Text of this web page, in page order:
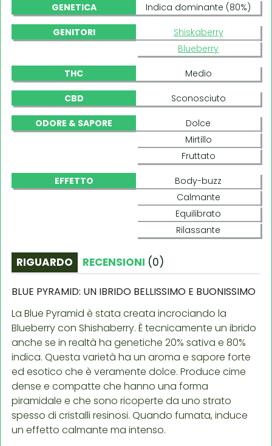
GENETICA Indica dominante (80%)
GENITORI
Shiskaberry
Blueberry
THC Medio
CBD Sconosciuto
ODORE & SAPORE
Dolce
Mirtillo
Fruttato
EFFETTO
Body-buzz
Calmante
Equilibrato
Rilassante
RIGUARDO RECENSIONI (0)
BLUE PYRAMID: UN IBRIDO BELLISSIMO E BUONISSIMO
La Blue Pyramid è stata creata incrociando la
Blueberry con Shishaberry. È tecnicamente un ibrido
anche se in realtà ha genetiche 20% sativa e 80%
indica. Questa varietà ha un aroma e sapore forte
ed esotico che è veramente dolce. Produce cime
dense e compatte che hanno una forma
piramidale e che sono ricoperte da uno strato
spesso di cristalli resinosi. Quando fumata, induce
un effetto calmante ma intenso.